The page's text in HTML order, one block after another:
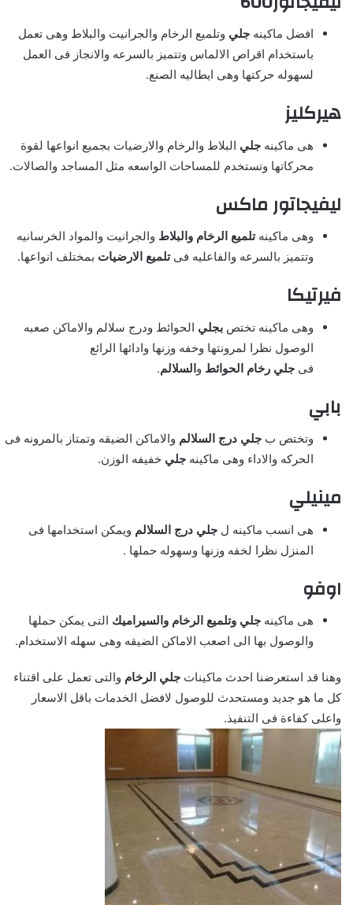
افضل ماكينه جلي وتلميع الرخام والجرانيت والبلاط وهى تعمل
باستخدام اقراص الالماس وتتميز بالسرعه والانجاز فى العمل
لسهوله حركتها وهى ايطاليه الصنع.
هيركليز
هى ماكينه جلي البلاط والرخام والارضيات بجميع انواعها لقوة
محركاتها وتستخدم للمساحات الواسعه مثل المساجد والصالات.
ليفيجاتور ماكس
وهى ماكينهتلميع الرخام والبلاط والجرانيت والمواد الخرسانيه
وتتميز بالسرعه والفاعليه فىتلميع الارضيات بمختلف انواعها.
فيرتيكا
وهى ماكينه تختص بجلي الحوائط ودرج سلالم والاماكن صعبه
الوصول نظرا لمرونتها وخفه وزنها وادائها الرائع
فى جلي رخام الحوائط والسلالم.
بابي
وتختص ب جلي درج السلالم والاماكن الضيقه وتمتاز بالمرونه فى
الحركه والاداء وهى ماكينه جلي خفيفه الوزن.
مينيلي
هى انسب ماكينه ل جلي درج السلالم ويمكن استخدامها فى
المنزل نظرا لخفه وزنها وسهوله حملها .
اوفو
هى ماكينه جلي وتلميع الرخام والسيراميك التى يمكن حملها
والوصول بها الى اصعب الاماكن الضيقه وهى سهله الاستخدام.
وهنا قد استعرضنا احدث ماكينات جلي الرخام والتى تعمل على اقتناء
كل ما هو جديد ومستحدث للوصول لافضل الخدمات باقل الاسعار
واعلى كفاءة فى التنفيذ.